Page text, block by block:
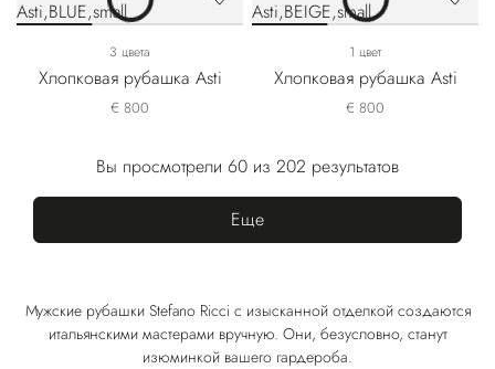
3 цвета
Хлопковая рубашка Asti
€ 800
1 цвет
Хлопковая рубашка Asti
€ 800
Вы просмотрели 60 из 202 результатов
Еще
Мужские рубашки Stefano Ricci с изысканной отделкой создаются
итальянскими мастерами вручную. Они, безусловно, станут
изюминкой вашего гардероба.